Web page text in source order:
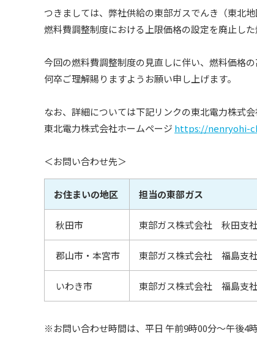
つきましては、弊社供給の東部ガスでんき（東北
燃料費調整制度における上限価格の設定を廃止し
今回の燃料費調整制度の見直しに伴い、燃料価格
何卒ご理解賜りますようお願い申し上げます。
なお、詳細については下記リンクの東北電力株式
東北電力株式会社ホームページ https://nenryohi-
＜お問い合わせ先＞
お住まいの地区 担当の東部ガス
秋田市 東部ガス株式会社 秋田支
郡山市・本宮市 東部ガス株式会社 福島支
いわき市 東部ガス株式会社 福島支
※お問い合わせ時間は、平日 午前9時00分～午後4